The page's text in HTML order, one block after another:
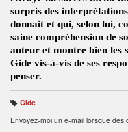
surpris des
donnait et qui, selon lui,
saine compréhension de
auteur et montre bien les
Gide vis-à-vis de ses
penser.
B
ali
s
Gide
Envoyez-moi un e-mail lorsque des